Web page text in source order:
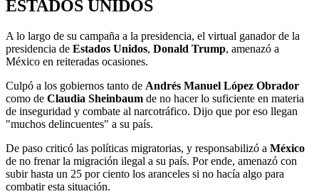
ESTADOS UNIDOS
A lo largo de su campaña a la presidencia, el virtual ganador de la
presidencia de Estados Unidos, Donald Trump, amenazó a
México en reiteradas ocasiones.
Culpó a los gobiernos tanto de Andrés Manuel López Obrador
como de Claudia Sheinbaum de no hacer lo suficiente en materia
de inseguridad y combate al narcotráfico. Dijo que por eso llegan
"muchos delincuentes" a su país.
De paso criticó las políticas migratorias, y responsabilizó a México
de no frenar la migración ilegal a su país. Por ende, amenazó con
subir hasta un 25 por ciento los aranceles si no hacía algo para
combatir esta situación.